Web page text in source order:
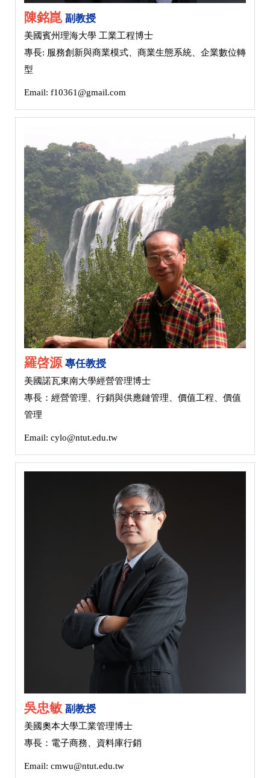
陳銘崑 副教授
美國賓州理海大學 工業工程博士
專長: 服務創新與商業模式、商業生態系統、企業數位轉
型
Email: f10361@gmail.com
羅啓源 專任教授
美國諾瓦東南大學經營管理博士
專長：經營管理、行銷與供應鏈管理、價值工程、價值
管理
Email: cylo@ntut.edu.tw
吳忠敏 副教授
美國奧本大學工業管理博士
專長：電子商務、資料庫行銷
Email: cmwu@ntut.edu.tw